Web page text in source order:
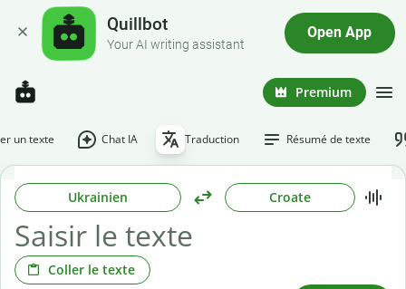
Quillbot
Your AI writing assistant
Open App
Premium
un texte Chat IA Traduction Résumé de texte
Ukrainien Croate
Coller le texte